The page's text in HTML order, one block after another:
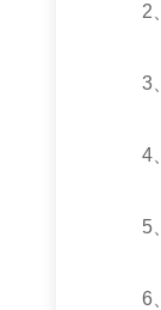
2
3
4
5
6